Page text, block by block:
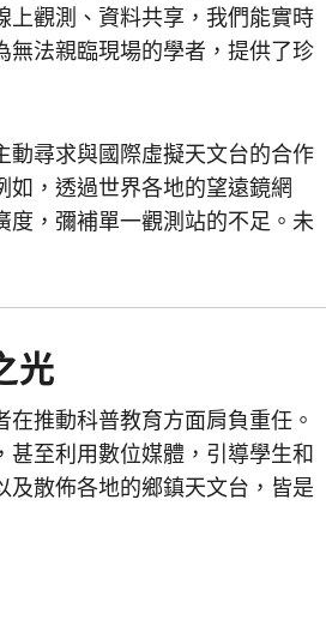
觀測、資料共享，我們能實時
法親臨現場的學者，提供了珍
尋求與國際虛擬天文台的合作
，透過世界各地的望遠鏡網
，彌補單一觀測站的不足。未
光
推動科普教育方面肩負重任。
至利用數位媒體，引導學生和
散佈各地的鄉鎮天文台，皆是